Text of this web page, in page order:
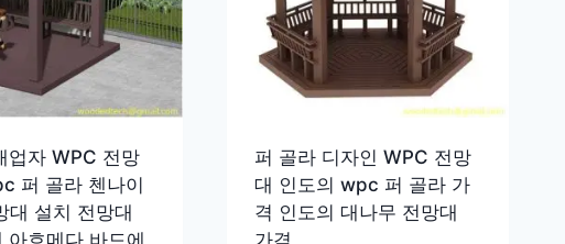
업자 WPC 전망
퍼 골라 첸나이
대 설치 전망대
퍼 골라 디자인 WPC 전망
대 인도의 wpc 퍼 골라 가
격 인도의 대나무 전망대